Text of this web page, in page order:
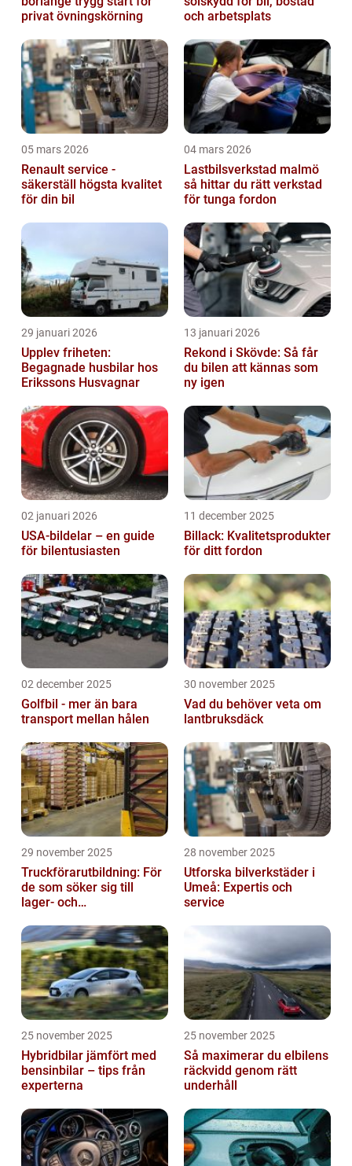
privat övningskörning
och arbetsplats
05 mars 2026
Renault service -
säkerställ högsta kvalitet
för din bil
04 mars 2026
Lastbilsverkstad malmö
så hittar du rätt verkstad
för tunga fordon
29 januari 2026
Upplev friheten:
Begagnade husbilar hos
Erikssons Husvagnar
13 januari 2026
Rekond i Skövde: Så får
du bilen att kännas som
ny igen
02 januari 2026
USA-bildelar – en guide
för bilentusiasten
11 december 2025
Billack: Kvalitetsprodukter
för ditt fordon
02 december 2025
Golfbil - mer än bara
transport mellan hålen
30 november 2025
Vad du behöver veta om
lantbruksdäck
29 november 2025
Truckförarutbildning: För
de som söker sig till
lager- och
28 november 2025
Utforska bilverkstäder i
Umeå: Expertis och
service
25 november 2025
Hybridbilar jämfört med
bensinbilar – tips från
experterna
25 november 2025
Så maximerar du elbilens
räckvidd genom rätt
underhåll